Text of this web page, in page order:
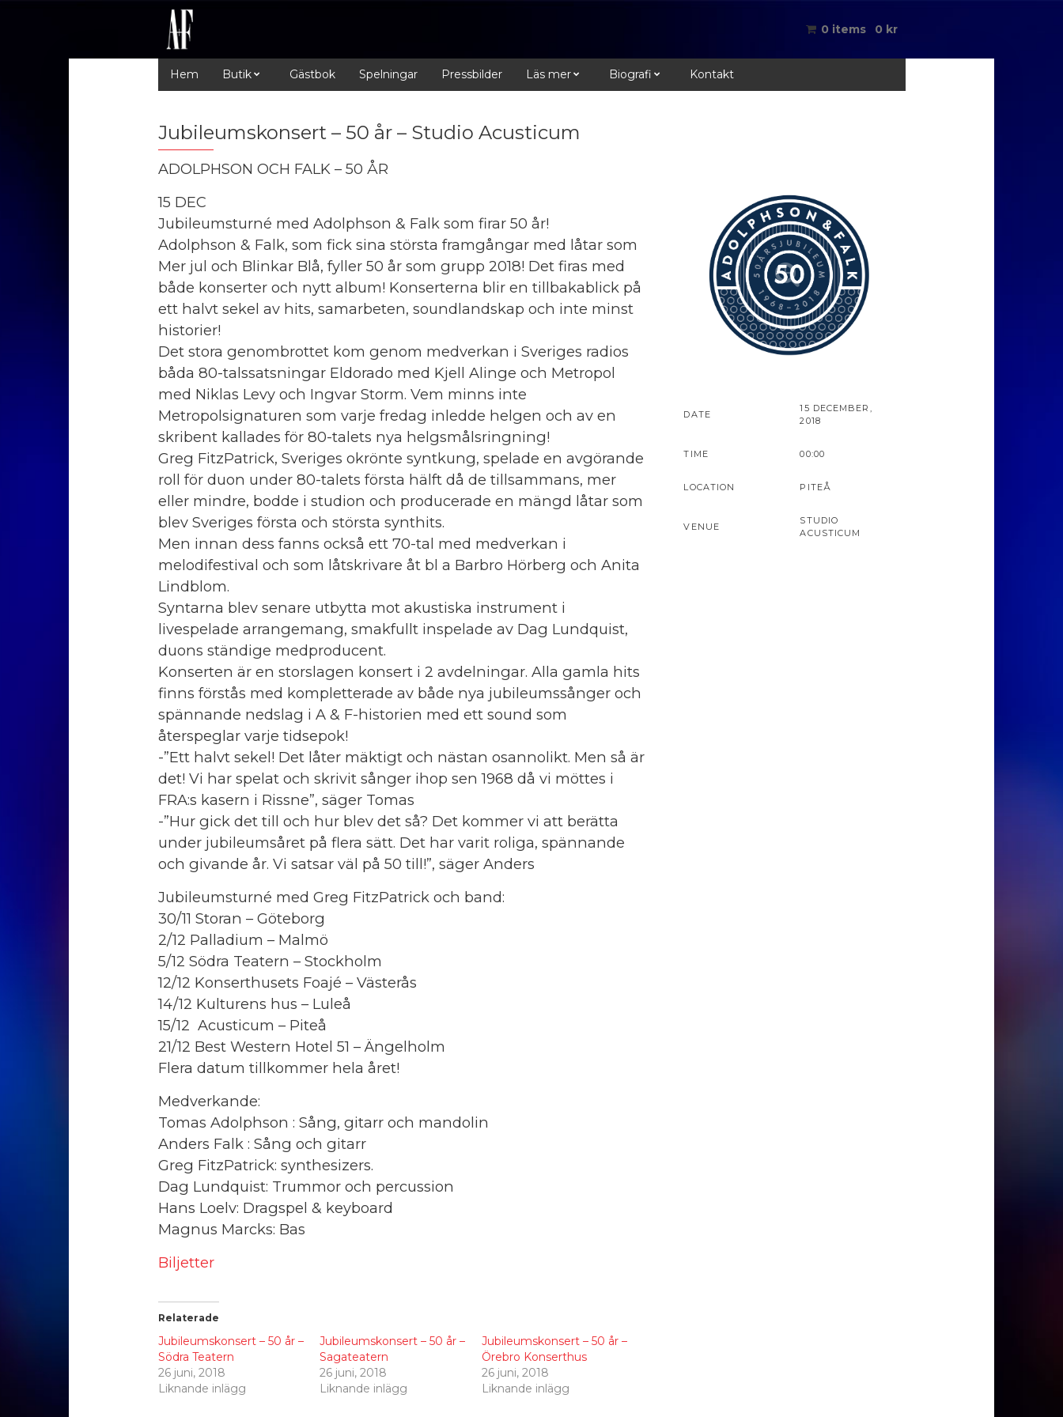
0 items 0 kr
Hem Butik Gästbok Spelningar Pressbilder Läs mer Biografi Kontakt
Jubileumskonsert – 50 år – Studio Acusticum
DATE
15 DECEMBER,
2018
TIME 00:00
LOCATION PITEÅ
VENUE
STUDIO
ACUSTICUM
ADOLPHSON OCH FALK – 50 ÅR
15 DEC
Jubileumsturné med Adolphson & Falk som firar 50 år!
Adolphson & Falk, som fick sina största framgångar med låtar som
Mer jul och Blinkar Blå, fyller 50 år som grupp 2018! Det firas med
både konserter och nytt album! Konserterna blir en tillbakablick på
ett halvt sekel av hits, samarbeten, soundlandskap och inte minst
historier!
Det stora genombrottet kom genom medverkan i Sveriges radios
båda 80-talssatsningar Eldorado med Kjell Alinge och Metropol
med Niklas Levy och Ingvar Storm. Vem minns inte
Metropolsignaturen som varje fredag inledde helgen och av en
skribent kallades för 80-talets nya helgsmålsringning!
Greg FitzPatrick, Sveriges okrönte syntkung, spelade en avgörande
roll för duon under 80-talets första hälft då de tillsammans, mer
eller mindre, bodde i studion och producerade en mängd låtar som
blev Sveriges första och största synthits.
Men innan dess fanns också ett 70-tal med medverkan i
melodifestival och som låtskrivare åt bl a Barbro Hörberg och Anita
Lindblom.
Syntarna blev senare utbytta mot akustiska instrument i
livespelade arrangemang, smakfullt inspelade av Dag Lundquist,
duons ständige medproducent.
Konserten är en storslagen konsert i 2 avdelningar. Alla gamla hits
finns förstås med kompletterade av både nya jubileumssånger och
spännande nedslag i A & F-historien med ett sound som
återspeglar varje tidsepok!
-”Ett halvt sekel! Det låter mäktigt och nästan osannolikt. Men så är
det! Vi har spelat och skrivit sånger ihop sen 1968 då vi möttes i
FRA:s kasern i Rissne”, säger Tomas
-”Hur gick det till och hur blev det så? Det kommer vi att berätta
under jubileumsåret på flera sätt. Det har varit roliga, spännande
och givande år. Vi satsar väl på 50 till!”, säger Anders
Jubileumsturné med Greg FitzPatrick och band:
30/11 Storan – Göteborg
2/12 Palladium – Malmö
5/12 Södra Teatern – Stockholm
12/12 Konserthusets Foajé – Västerås
14/12 Kulturens hus – Luleå
15/12 Acusticum – Piteå
21/12 Best Western Hotel 51 – Ängelholm
Flera datum tillkommer hela året!
Medverkande:
Tomas Adolphson : Sång, gitarr och mandolin
Anders Falk : Sång och gitarr
Greg FitzPatrick: synthesizers.
Dag Lundquist: Trummor och percussion
Hans Loelv: Dragspel & keyboard
Magnus Marcks: Bas
Biljetter
Relaterade
Jubileumskonsert – 50 år –
Södra Teatern
26 juni, 2018
Liknande inlägg
Jubileumskonsert – 50 år –
Sagateatern
26 juni, 2018
Liknande inlägg
Jubileumskonsert – 50 år –
Örebro Konserthus
26 juni, 2018
Liknande inlägg